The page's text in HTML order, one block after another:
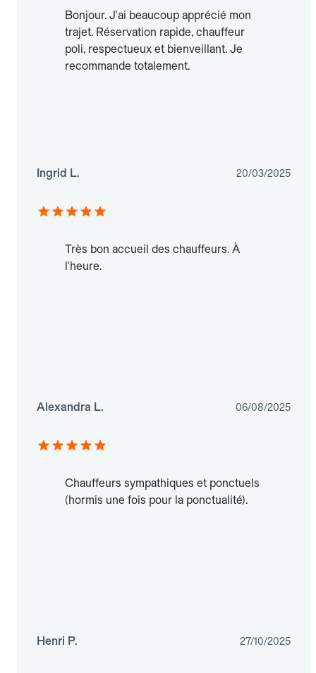
Bonjour. J'ai beaucoup apprécié mon
trajet. Réservation rapide, chauffeur
poli, respectueux et bienveillant. Je
recommande totalement.
Ingrid L. 20/03/2025
Très bon accueil des chauffeurs. À
l'heure.
Alexandra L. 06/08/2025
Chauffeurs sympathiques et ponctuels
(hormis une fois pour la ponctualité).
Henri P. 27/10/2025